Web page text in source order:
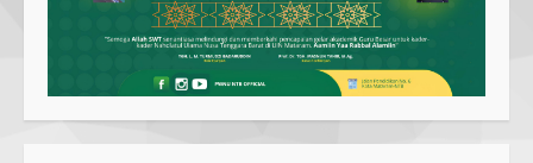
4
Dugaan Penyerobotan Tanah Wakaf
di Praya, Kawal NTB: Sertifikat Hak
Pakai Diterbitkan Secara Ceroboh!
5 August 2025